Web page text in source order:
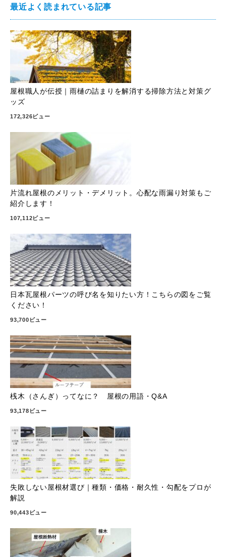
最近よく読まれている記事
屋根職人が伝授｜雨樋の詰まりを解消する掃除方法と対策グ
ッズ
172,326ビュー
片流れ屋根のメリット・デメリット。心配な雨漏り対策もご
紹介します！
107,112ビュー
日本瓦屋根パーツの呼び名を知りたい方！こちらの図をご覧
ください！
93,700ビュー
桟木（さんぎ）ってなに？ 屋根の用語・Q&A
93,178ビュー
失敗しない屋根材選び｜種類・価格・耐久性・勾配をプロが
解説
90,443ビュー